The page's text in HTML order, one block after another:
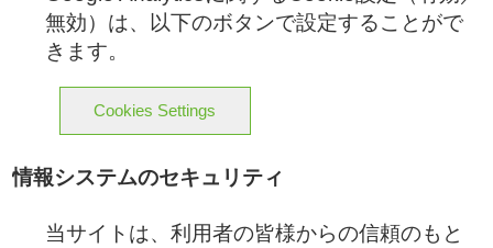
無効）は、以下のボタンで設定することがで
きます。
Cookies Settings
情報システムのセキュリティ
当サイトは、利用者の皆様からの信頼のもと